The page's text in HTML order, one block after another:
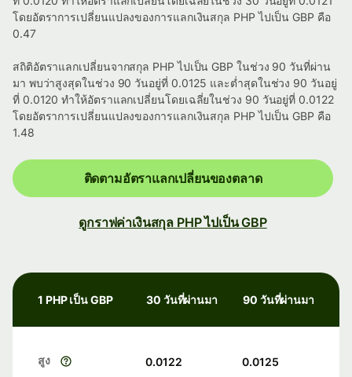
โดยอัตราการเปลี่ยนแปลงของการแลกเงินสกุล PHP ไปเป็น GBP คือ
0.47
สถิติอัตราแลกเปลี่ยนจากสกุล PHP ไปเป็น GBP ในช่วง 90 วันที่ผ่าน
มา พบว่าสูงสุดในช่วง 90 วันอยู่ที่ 0.0125 และต่ำสุดในช่วง 90 วันอยู่
ที่ 0.0120 ทำให้อัตราแลกเปลี่ยนโดยเฉลี่ยในช่วง 90 วันอยู่ที่ 0.0122
โดยอัตราการเปลี่ยนแปลงของการแลกเงินสกุล PHP ไปเป็น GBP คือ
1.48
ติดตามอัตราแลกเปลี่ยนของตลาด
ดูกราฟค่าเงินสกุล PHP ไปเป็น GBP
1 PHP เป็น GBP 30 วันที่ผ่านมา 90 วันที่ผ่านมา
สูง 0.0122 0.0125